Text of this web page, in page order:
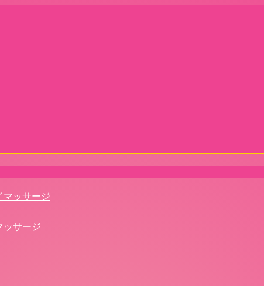
ッサージ